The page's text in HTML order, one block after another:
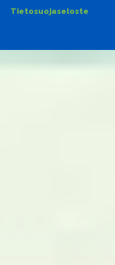
Tietosuojaseloste